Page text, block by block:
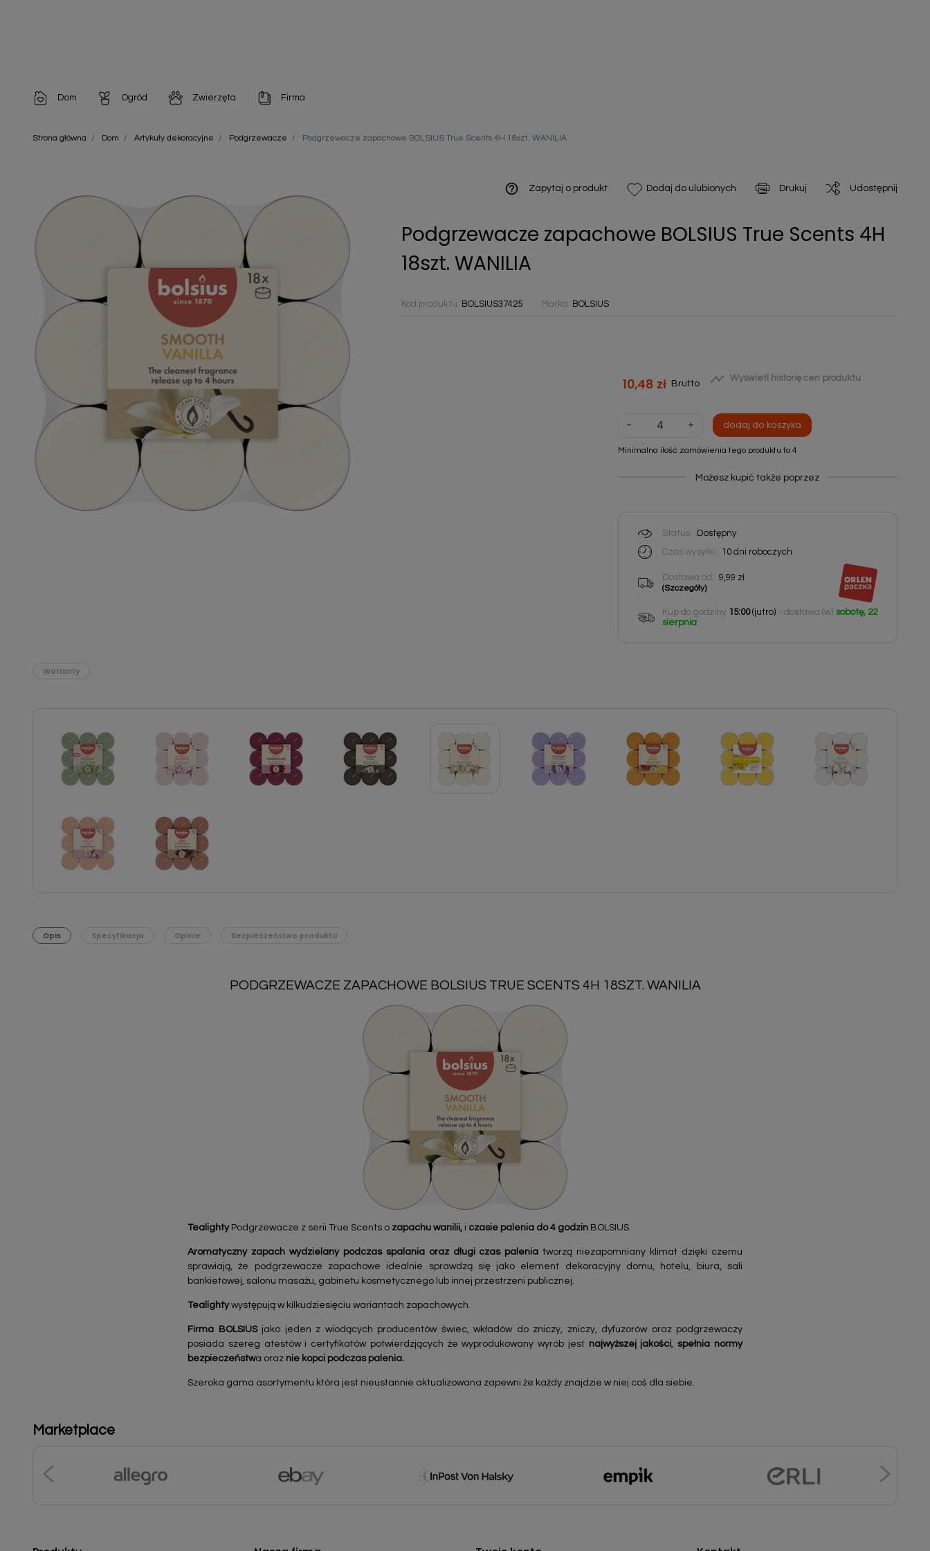
Dom
Artykuły dekoracyjne
Artykuły higieniczne
Artykuły jednorazowe
Chemia gospodarcza
Zobacz wszystkie
Ogród
Chemia do architektury ogrodowej
Odstraszacze owadów
Odstraszacze zwierząt
Nawozy i preparaty
Narzędzia ogrodnicze
Nasiona
Środki ochrony roślin
Środki ochrony roślin dla profesjonalistów
Zobacz wszystkie
Zwierzęta
Szampony i odżywki
Chusteczki nawilżane
Zobacz wszystkie
Firma
Artykuły Higieniczne
Strona główna Dom Artykuły dekoracyjne Podgrzewacze Podgrzewacze zapachowe BOLSIUS True Scents 4H 18szt. WANILIA
help_outline Zapytaj o produkt Dodaj do ulubionych Drukuj Udostępnij
Podgrzewacze zapachowe BOLSIUS True Scents 4H
18szt. WANILIA
Kod produktu: BOLSIUS37425 Marka: BOLSIUS
10,48 zł Brutto  Wyświetl historię cen produktu
- + dodaj do koszyka
Minimalna ilość zamówienia tego produktu to 4
Możesz kupić także poprzez
Status:
Dostępny
Czas wysyłki:
10 dni roboczych
Dostawa od: 9,99 zł
(Szczegóły)
Kup do godziny 15:00(jutro) - dostawa (w) sobotę, 22
sierpnia
Warianty
Opis Specyfikacja Opinie Bezpieczeństwo produktu
PODGRZEWACZE ZAPACHOWE BOLSIUS TRUE SCENTS 4H 18SZT. WANILIA
TealightyPodgrzewacze z serii True Scents o zapachu wanilii, i czasie palenia do 4 godzin BOLSIUS.
Aromatyczny zapach wydzielany podczas spalania oraz długi czas palenia tworzą niezapomniany klimat dzięki czemu
sprawiają, że podgrzewacze zapachowe idealnie sprawdzą się jako element dekoracyjny domu, hotelu, biura, sali
bankietowej, salonu masażu, gabinetu kosmetycznego lub innej przestrzeni publicznej.
Tealightywystępują w kilkudziesięciu wariantach zapachowych.
Firma BOLSIUSjako jeden z wiodących producentów świec, wkładów do zniczy, zniczy, dyfuzorów oraz podgrzewaczy
posiada szereg atestów i certyfikatów potwierdzjących że wyprodukowany wyrób jest najwyższej jakości,spełnia normy
bezpieczeństwa oraz nie kopci podczas palenia.
Szeroka gama asortymentu która jest nieustannie aktualizowana zapewni że każdy znajdzie w niej coś dla siebie.
Marketplace